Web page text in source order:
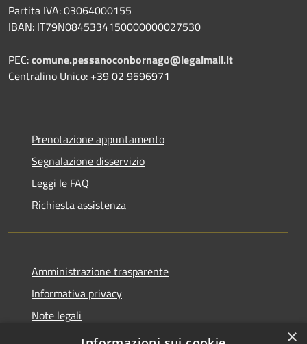
Partita IVA: 03064000155
IBAN: IT79N0845334150000000027530
PEC:comune.pessanoconbornago@legalmail.it
Centralino Unico: +39 02 9596971
Prenotazione appuntamento
Segnalazione disservizio
Leggi le FAQ
Richiesta assistenza
Amministrazione trasparente
Informativa privacy
Note legali
Dichiarazione di accessibilità
×